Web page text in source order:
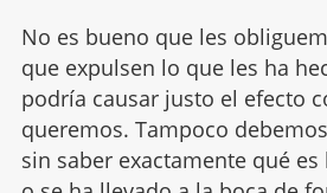
No es bueno que les
que expulsen lo que les ha
podría causar justo el efecto
queremos. Tampoco
sin saber exactamente qué